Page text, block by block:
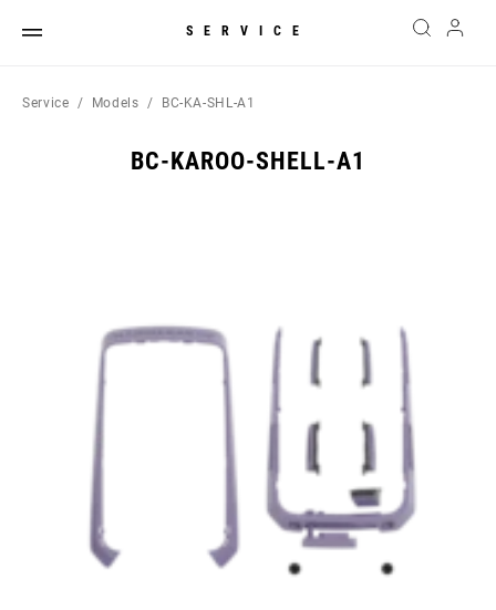
SERVICE
Service Models BC-KA-SHL-A1
BC-KAROO-SHELL-A1